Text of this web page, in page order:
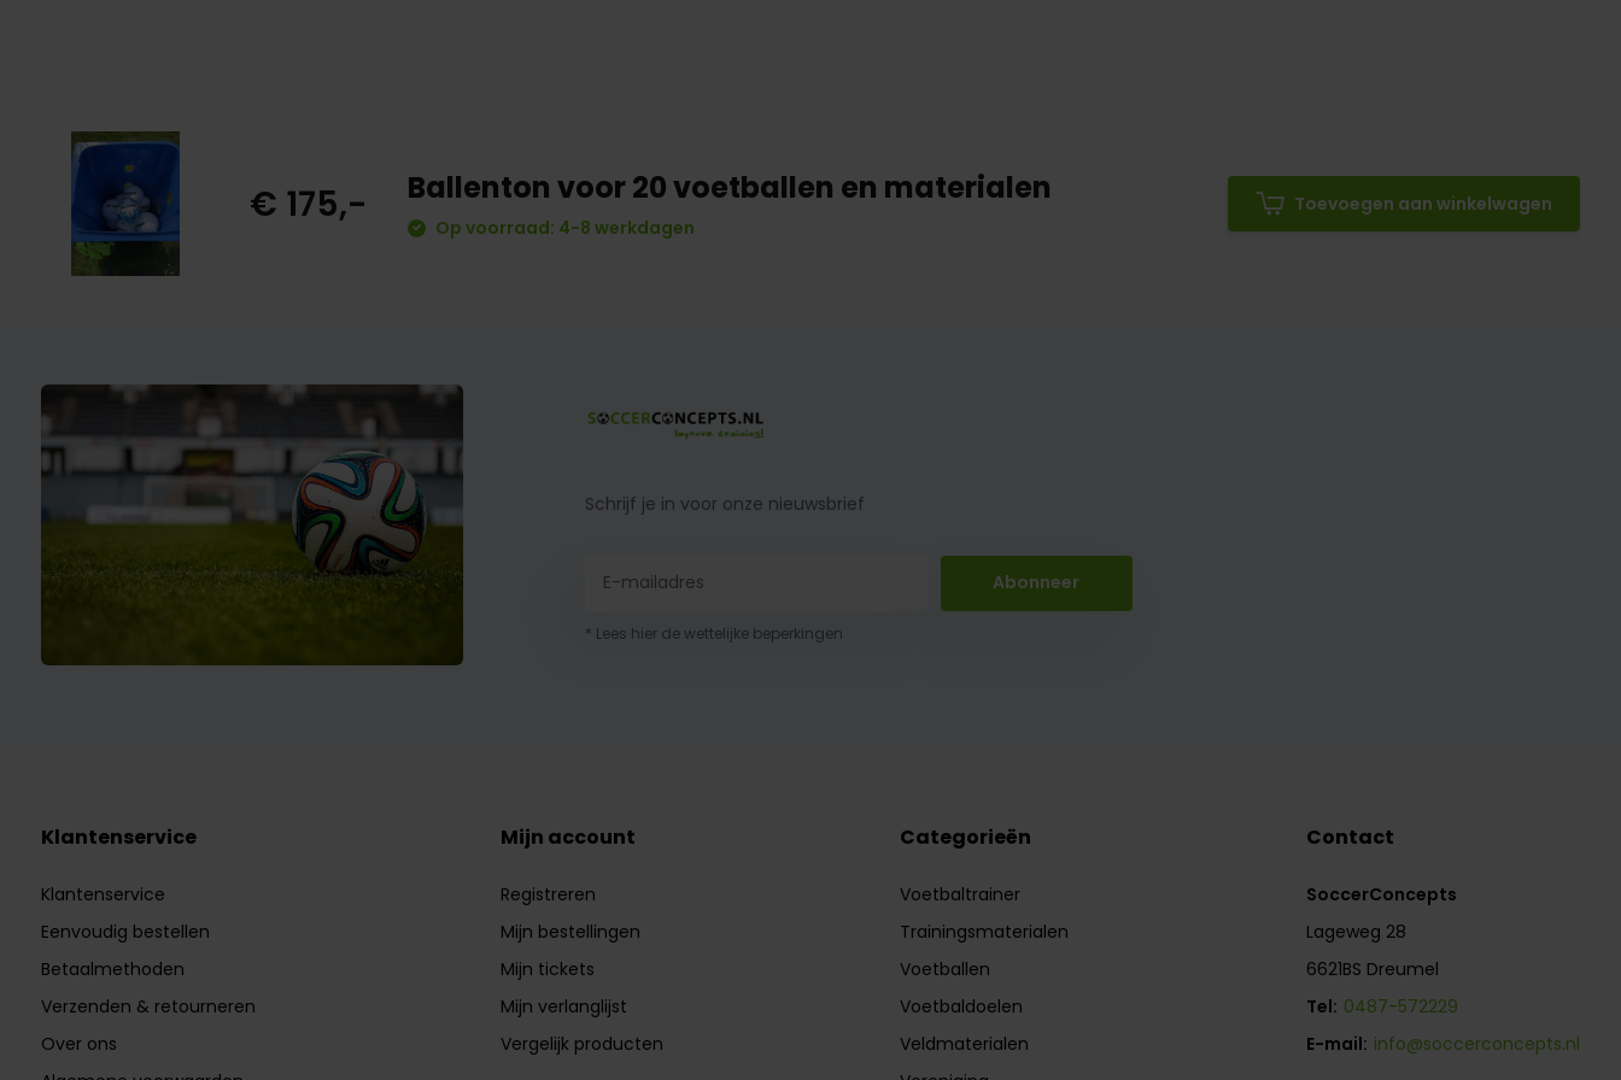
€ 175,- Ballenton voor 20 voetballen en materialen
Op voorraad: 4-8 werkdagen
Toevoegen aan winkelwagen
Schrijf je in voor onze nieuwsbrief
Abonneer
* Lees hier de wettelijke beperkingen
Klantenservice
Klantenservice
Eenvoudig bestellen
Betaalmethoden
Verzenden & retourneren
Over ons
Mijn account
Registreren
Mijn bestellingen
Mijn tickets
Mijn verlanglijst
Vergelijk producten
Categorieën
Voetbaltrainer
Trainingsmaterialen
Voetballen
Voetbaldoelen
Veldmaterialen
Contact
SoccerConcepts
Lageweg 28
6621BS Dreumel
Tel: 0487-572229
E-mail: info@soccerconcepts.nl